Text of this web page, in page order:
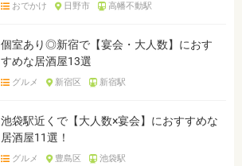
おでかけ 日野市 高幡不動駅
個室あり◎新宿で【宴会・大人数】におす
すめな居酒屋13選
グルメ 新宿区 新宿駅
池袋駅近くで【大人数×宴会】におすすめな
居酒屋11選！
グルメ 豊島区 池袋駅